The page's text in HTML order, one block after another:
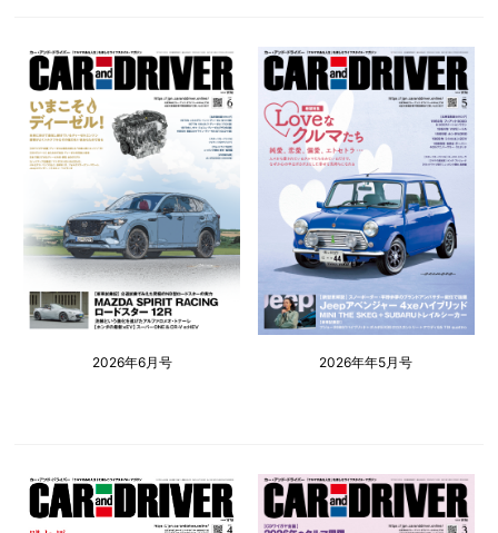
2026年6月号 2026年年5月号